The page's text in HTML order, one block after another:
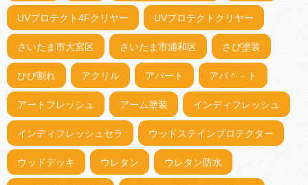
UVプロテクト4Fクリヤー UVプロテクトクリヤー
さいたま市大宮区 さいたま市浦和区 さび塗装
ひび割れ アクリル アパート アパ＾－ト
アートフレッシュ アーム塗装 インディフレッシュ
インディフレッシュセラ ウッドステインプロテクター
ウッドデッキ ウレタン ウレタン防水